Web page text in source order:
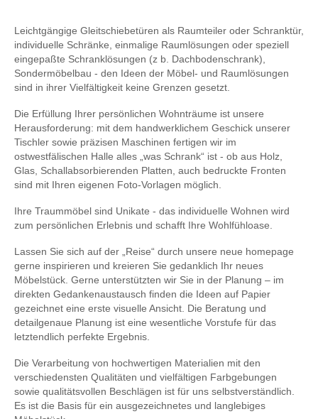
Leichtgängige Gleitschiebetüren als Raumteiler oder Schranktür,
individuelle Schränke, einmalige Raumlösungen oder speziell
eingepaßte Schranklösungen (z b. Dachbodenschrank),
Sondermöbelbau - den Ideen der Möbel- und Raumlösungen
sind in ihrer Vielfältigkeit keine Grenzen gesetzt.
Die Erfüllung Ihrer persönlichen Wohnträume ist unsere
Herausforderung: mit dem handwerklichem Geschick unserer
Tischler sowie präzisen Maschinen fertigen wir im
ostwestfälischen Halle alles „was Schrank“ ist - ob aus Holz,
Glas, Schallabsorbierenden Platten, auch bedruckte Fronten
sind mit Ihren eigenen Foto-Vorlagen möglich.
Ihre Traummöbel sind Unikate - das individuelle Wohnen wird
zum persönlichen Erlebnis und schafft Ihre Wohlfühloase.
Lassen Sie sich auf der „Reise“ durch unsere neue homepage
gerne inspirieren und kreieren Sie gedanklich Ihr neues
Möbelstück. Gerne unterstützten wir Sie in der Planung – im
direkten Gedankenaustausch finden die Ideen auf Papier
gezeichnet eine erste visuelle Ansicht. Die Beratung und
detailgenaue Planung ist eine wesentliche Vorstufe für das
letztendlich perfekte Ergebnis.
Die Verarbeitung von hochwertigen Materialien mit den
verschiedensten Qualitäten und vielfältigen Farbgebungen
sowie qualitätsvollen Beschlägen ist für uns selbstverständlich.
Es ist die Basis für ein ausgezeichnetes und langlebiges